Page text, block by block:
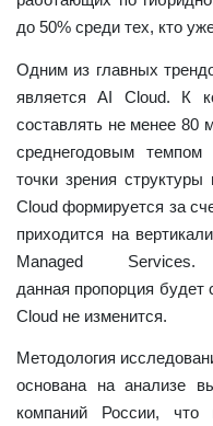
до 50% среди тех, кто
Одним из главных
является AI Cloud. К
составлять не менее 80
среднегодовым
точки зрения
Cloud формируется за
приходится на
Managed
данная пропорция будет
Cloud не изменится.
Методология
основана на анализе
компаний России, что